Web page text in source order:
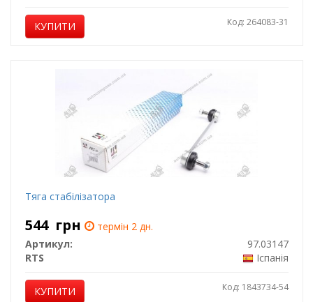
КУПИТИ Код: 264083-31
Тяга стабілізатора
544 грн
термін 2 дн.
Артикул:
97.03147
RTS
Іспанія
КУПИТИ Код: 1843734-54